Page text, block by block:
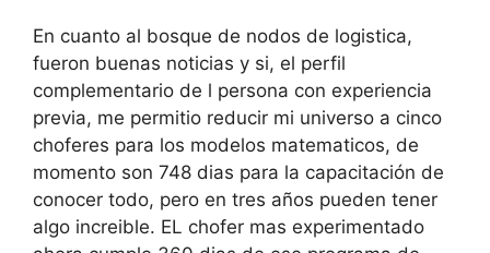
En cuanto al bosque de nodos de logistica,
fueron buenas noticias y si, el perfil
complementario de l persona con experiencia
previa, me permitio reducir mi universo a cinco
choferes para los modelos matematicos, de
momento son 748 dias para la capacitación de
conocer todo, pero en tres años pueden tener
algo increible. EL chofer mas experimentado